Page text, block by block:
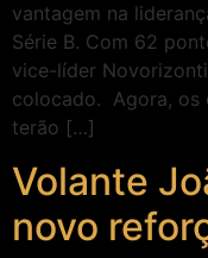
vantagem na
Série B. Com 62
vice-líder
colocado. Agora, os
terão […]
Volante
novo